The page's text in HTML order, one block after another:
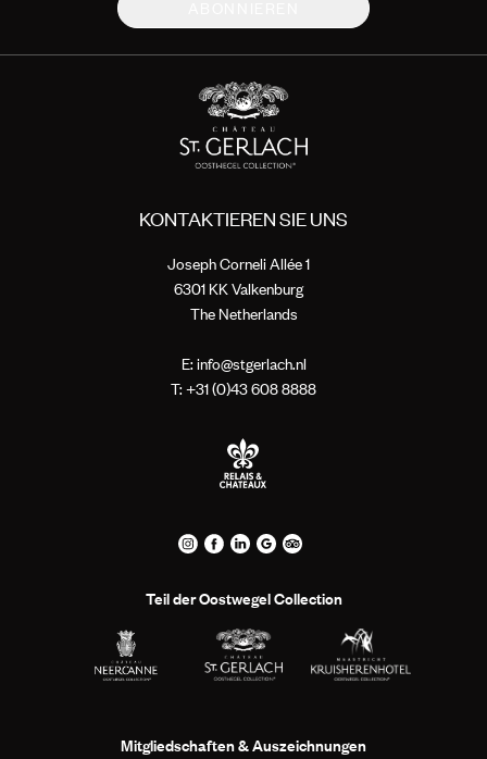
KONTAKTIEREN SIE UNS
Joseph Corneli Allée 1
6301 KK Valkenburg
The Netherlands
E: info@stgerlach.nl
T: +31 (0)43 608 8888
Teil der Oostwegel Collection
Mitgliedschaften & Auszeichnungen